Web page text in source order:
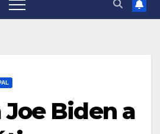
Joe Biden a